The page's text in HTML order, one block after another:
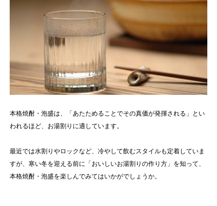
本格焼酎・泡盛は、「あたためることでその真価が発揮される」とい
われるほど、お湯割りに適しています。
最近では水割りやロックなど、冷やして飲むスタイルも定着していま
すが、寒い冬を迎える前に「おいしいお湯割りの作り方」を知って、
本格焼酎・泡盛を楽しんでみてはいかがでしょうか。